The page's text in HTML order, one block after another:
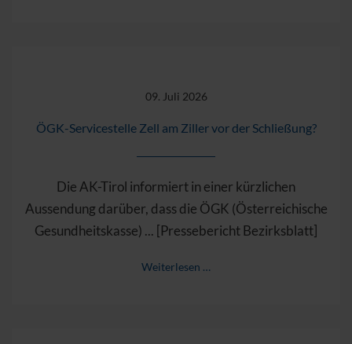
09. Juli 2026
ÖGK-Servicestelle Zell am Ziller vor der Schließung?
Die AK-Tirol informiert in einer kürzlichen
Aussendung darüber, dass die ÖGK (Österreichische
Gesundheitskasse) ... [Pressebericht Bezirksblatt]
Weiterlesen …